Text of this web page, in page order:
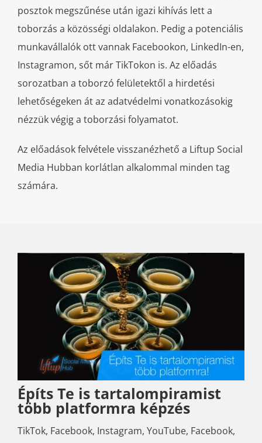
posztok megszűnése után igazi kihívás lett a
toborzás a közösségi oldalakon. Pedig a potenciális
munkavállalók ott vannak Facebookon, LinkedIn-en,
Instagramon, sőt már TikTokon is. Az előadás
sorozatban a toborzó felületektől a hirdetési
lehetőségeken át az adatvédelmi vonatkozásokig
nézzük végig a toborzási folyamatot.
Az előadások felvétele visszanézhető a Liftup Social
Media Hubban korlátlan alkalommal minden tag
számára.
Építs Te is tartalompiramist
több platformra képzés
TikTok, Facebook, Instagram, YouTube, Facebook,